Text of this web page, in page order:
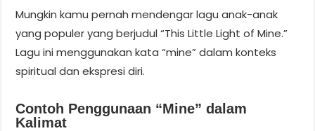
Mungkin kamu pernah mendengar lagu anak-anak
yang populer yang berjudul “This Little Light of Mine.”
Lagu ini menggunakan kata “mine” dalam konteks
spiritual dan ekspresi diri.
Contoh Penggunaan “Mine” dalam
Kalimat